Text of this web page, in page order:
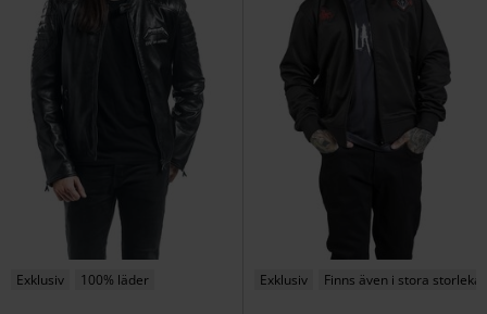
Exklusiv 100% läder Exklusiv Finns även i stora storlekar